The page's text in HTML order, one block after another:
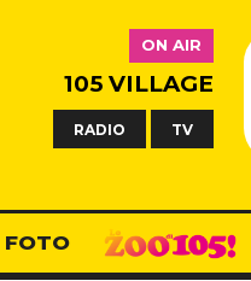
ON AIR
105 VILLAGE
RADIO TV
FOTO